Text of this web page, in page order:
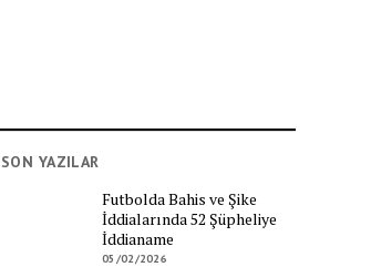
SON YAZILAR
Futbolda Bahis ve Şike
İddialarında 52 Şüpheliye
İddianame
05/02/2026